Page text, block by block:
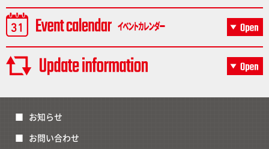
お知らせ
お問い合わせ